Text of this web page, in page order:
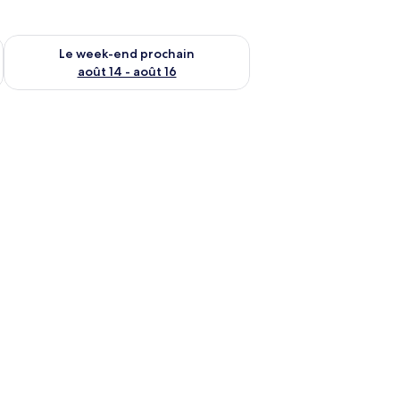
août 7 - août 9
Le week-end prochain
août 14 - août 16
Vérifier la disponibilité pour le week-end prochain août 14 -
bâtiments, dont un mélange de structures résidentielles et